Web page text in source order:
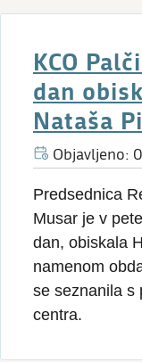
KCO
dan
Nataša
Objavljeno:
Predsednica
Musar je v
dan, obiskala
namenom
se seznanila s
centra.